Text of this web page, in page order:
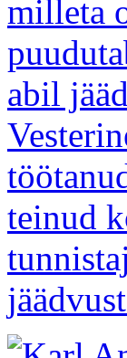
milleta
abil
teinud